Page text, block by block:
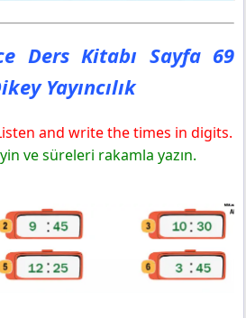
Ders Kitabı Sayfa 69
Yayıncılık
and write the times in digits.
ve süreleri rakamla yazın.